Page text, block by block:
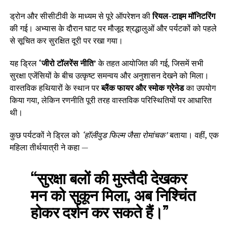
ड्रोन और सीसीटीवी के माध्यम से पूरे ऑपरेशन कीरियल-टाइम मॉनिटरिंग
की गई। अभ्यास के दौरान घाट पर मौजूद श्रद्धालुओं और पर्यटकों को पहले
से सूचित कर सुरक्षित दूरी पर रखा गया।
यह ड्रिल ‘जीरो टॉलरेंस नीति’के तहत आयोजित की गई, जिसमें सभी
सुरक्षा एजेंसियों के बीच उत्कृष्ट समन्वय और अनुशासन देखने को मिला।
वास्तविक हथियारों के स्थान परब्लैंक फायर और स्मोक ग्रेनेडका उपयोग
किया गया, लेकिन रणनीति पूरी तरह वास्तविक परिस्थितियों पर आधारित
थी।
कुछ पर्यटकों ने ड्रिल को ‘हॉलीवुड फिल्म जैसा रोमांचक’बताया। वहीं, एक
महिला तीर्थयात्री ने कहा —
“सुरक्षा बलों की मुस्तैदी देखकर
मन को सुकून मिला, अब निश्चिंत
होकर दर्शन कर सकते हैं।”